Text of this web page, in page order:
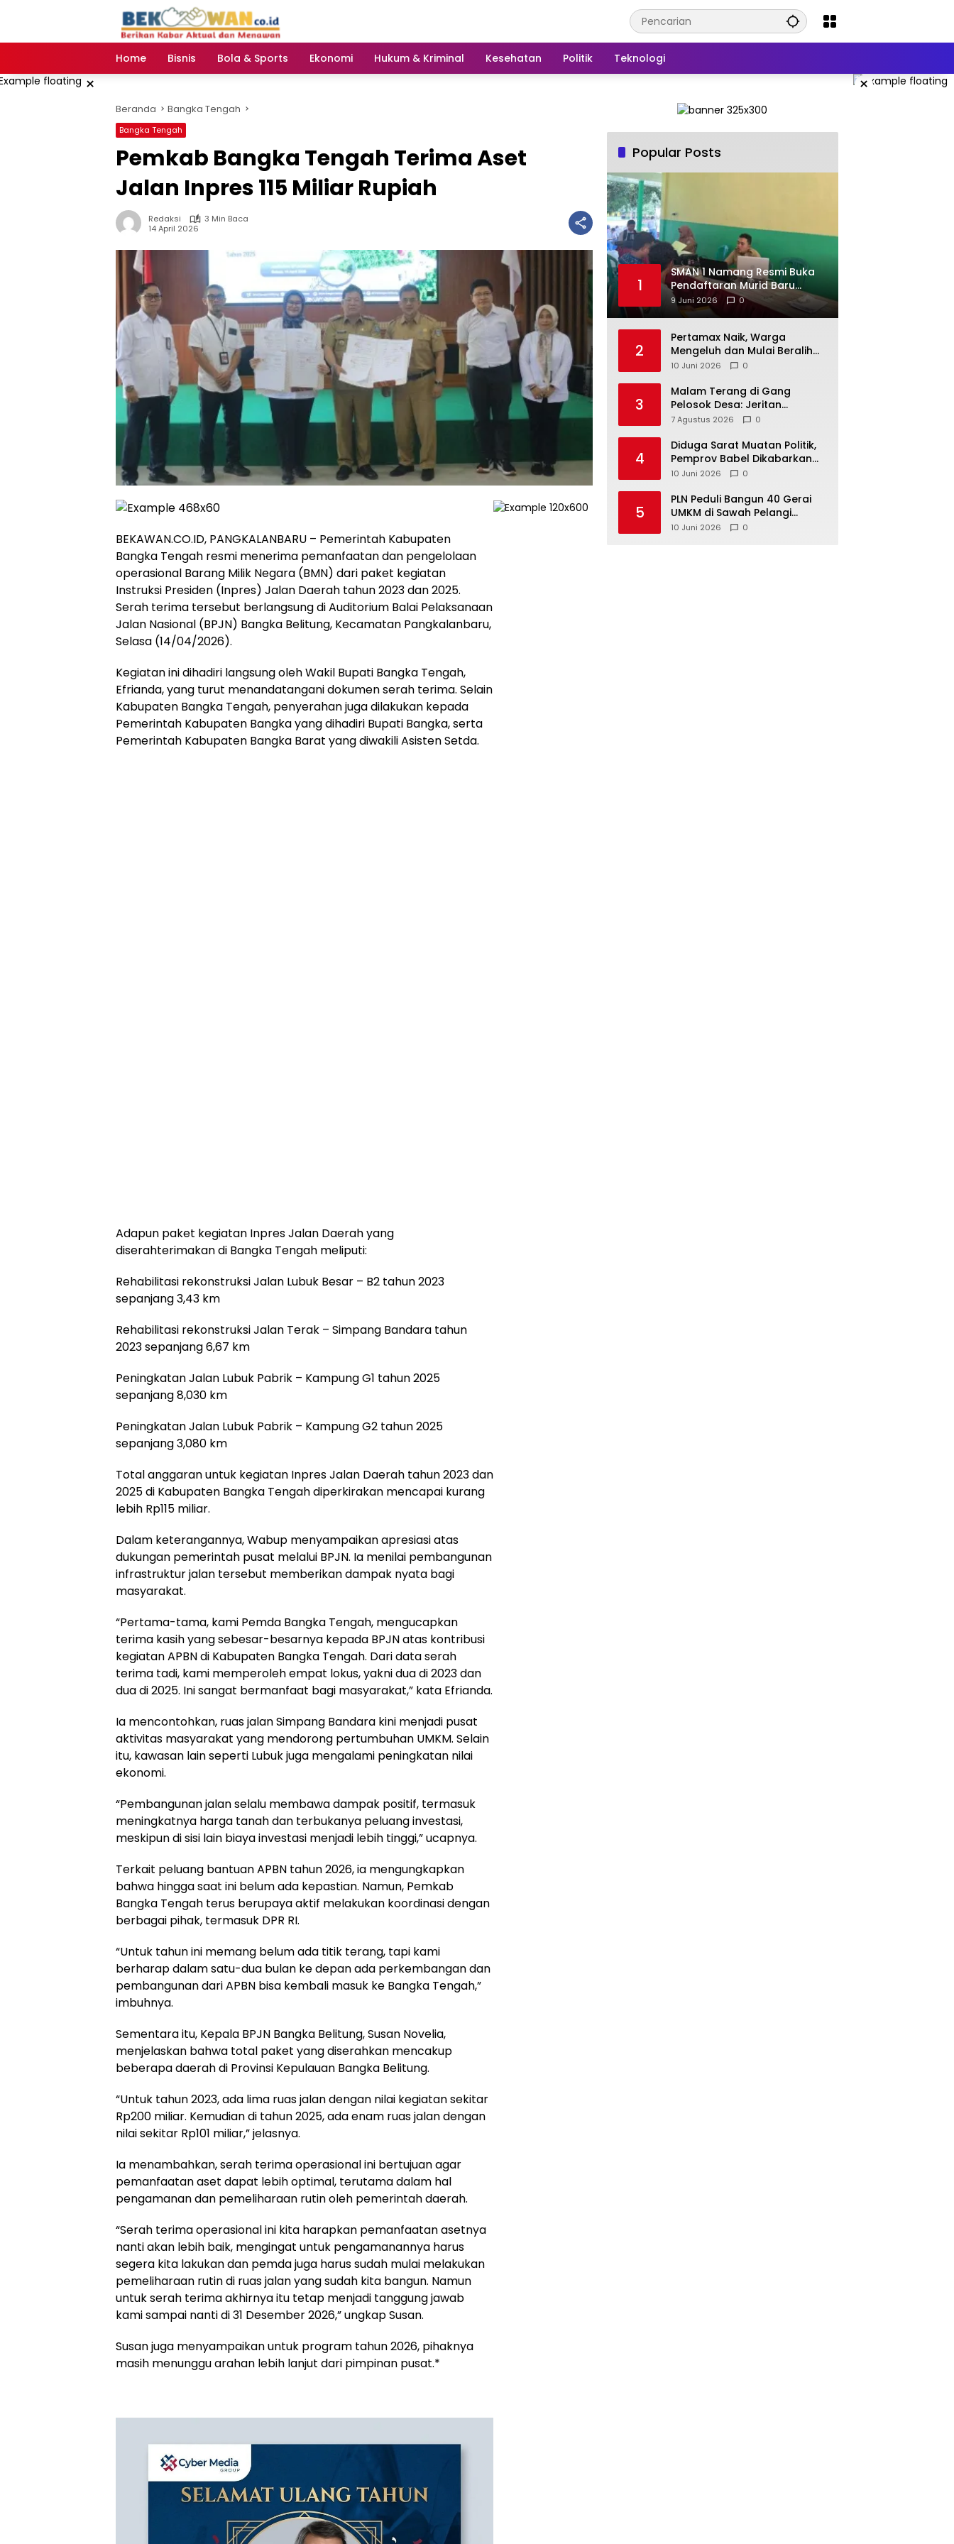
Home
Bisnis Bola & Sports Ekonomi Hukum & Kriminal Kesehatan Politik Teknologi
× ×
Beranda Bangka Tengah
Bangka Tengah
‎Pemkab Bangka Tengah Terima Aset
Jalan Inpres 115 Miliar Rupiah ‎
Redaksi
3 Min Baca
14 April 2026
BEKAWAN.CO.ID, PANGKALANBARU – Pemerintah Kabupaten
Bangka Tengah resmi menerima pemanfaatan dan pengelolaan
operasional Barang Milik Negara (BMN) dari paket kegiatan
Instruksi Presiden (Inpres) Jalan Daerah tahun 2023 dan 2025.
Serah terima tersebut berlangsung di Auditorium Balai Pelaksanaan
Jalan Nasional (BPJN) Bangka Belitung, Kecamatan Pangkalanbaru,
Selasa (14/04/2026).
‎Kegiatan ini dihadiri langsung oleh Wakil Bupati Bangka Tengah,
Efrianda, yang turut menandatangani dokumen serah terima. Selain
Kabupaten Bangka Tengah, penyerahan juga dilakukan kepada
Pemerintah Kabupaten Bangka yang dihadiri Bupati Bangka, serta
Pemerintah Kabupaten Bangka Barat yang diwakili Asisten Setda.
‎Adapun paket kegiatan Inpres Jalan Daerah yang
diserahterimakan di Bangka Tengah meliputi:
‎Rehabilitasi rekonstruksi Jalan Lubuk Besar – B2 tahun 2023
sepanjang 3,43 km
‎Rehabilitasi rekonstruksi Jalan Terak – Simpang Bandara tahun
2023 sepanjang 6,67 km
‎Peningkatan Jalan Lubuk Pabrik – Kampung G1 tahun 2025
sepanjang 8,030 km
‎Peningkatan Jalan Lubuk Pabrik – Kampung G2 tahun 2025
sepanjang 3,080 km
‎Total anggaran untuk kegiatan Inpres Jalan Daerah tahun 2023 dan
2025 di Kabupaten Bangka Tengah diperkirakan mencapai kurang
lebih Rp115 miliar.
‎Dalam keterangannya, Wabup menyampaikan apresiasi atas
dukungan pemerintah pusat melalui BPJN. Ia menilai pembangunan
infrastruktur jalan tersebut memberikan dampak nyata bagi
masyarakat.
‎“Pertama-tama, kami Pemda Bangka Tengah, mengucapkan
terima kasih yang sebesar-besarnya kepada BPJN atas kontribusi
kegiatan APBN di Kabupaten Bangka Tengah. Dari data serah
terima tadi, kami memperoleh empat lokus, yakni dua di 2023 dan
dua di 2025. Ini sangat bermanfaat bagi masyarakat,” kata Efrianda.
‎Ia mencontohkan, ruas jalan Simpang Bandara kini menjadi pusat
aktivitas masyarakat yang mendorong pertumbuhan UMKM. Selain
itu, kawasan lain seperti Lubuk juga mengalami peningkatan nilai
ekonomi.
‎“Pembangunan jalan selalu membawa dampak positif, termasuk
meningkatnya harga tanah dan terbukanya peluang investasi,
meskipun di sisi lain biaya investasi menjadi lebih tinggi,” ucapnya.
‎Terkait peluang bantuan APBN tahun 2026, ia mengungkapkan
bahwa hingga saat ini belum ada kepastian. Namun, Pemkab
Bangka Tengah terus berupaya aktif melakukan koordinasi dengan
berbagai pihak, termasuk DPR RI.
‎“Untuk tahun ini memang belum ada titik terang, tapi kami
berharap dalam satu-dua bulan ke depan ada perkembangan dan
pembangunan dari APBN bisa kembali masuk ke Bangka Tengah,”
imbuhnya.
‎Sementara itu, Kepala BPJN Bangka Belitung, Susan Novelia,
menjelaskan bahwa total paket yang diserahkan mencakup
beberapa daerah di Provinsi Kepulauan Bangka Belitung.
‎“Untuk tahun 2023, ada lima ruas jalan dengan nilai kegiatan sekitar
Rp200 miliar. Kemudian di tahun 2025, ada enam ruas jalan dengan
nilai sekitar Rp101 miliar,” jelasnya.
‎Ia menambahkan, serah terima operasional ini bertujuan agar
pemanfaatan aset dapat lebih optimal, terutama dalam hal
pengamanan dan pemeliharaan rutin oleh pemerintah daerah.
‎“Serah terima operasional ini kita harapkan pemanfaatan asetnya
nanti akan lebih baik, mengingat untuk pengamanannya harus
segera kita lakukan dan pemda juga harus sudah mulai melakukan
pemeliharaan rutin di ruas jalan yang sudah kita bangun. Namun
untuk serah terima akhirnya itu tetap menjadi tanggung jawab
kami sampai nanti di 31 Desember 2026,” ungkap Susan.
‎Susan juga menyampaikan untuk program tahun 2026, pihaknya
masih menunggu arahan lebih lanjut dari pimpinan pusat.*
Popular Posts
1
SMAN 1 Namang Resmi Buka
Pendaftaran Murid Baru
2026/2027
9 Juni 2026 0
2
‎Pertamax Naik, Warga
Mengeluh dan Mulai Beralih
ke Pertalite Meski Harus Antre
10 Juni 2026 0
3
Malam Terang di Gang
Pelosok Desa: Jeritan
Harapan Ketua APDESI
Babel
7 Agustus 2026 0
4
‎Diduga Sarat Muatan Politik,
Pemprov Babel Dikabarkan
Lakukan Rotasi Besar-
10 Juni 2026 0
5
‎PLN Peduli Bangun 40 Gerai
UMKM di Sawah Pelangi
Namang, Dorong
10 Juni 2026 0